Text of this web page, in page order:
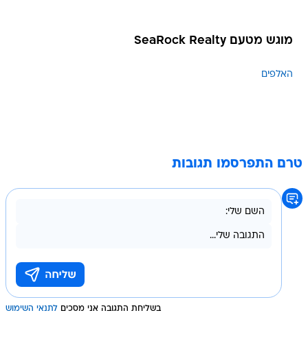
מוגש מטעם SeaRock Realty
האלפים
טרם התפרסמו תגובות
בשליחת התגובה אני מסכים לתנאי השימוש